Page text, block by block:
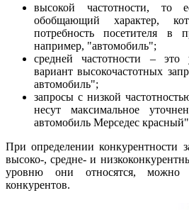
высокой частотности, то
обобщающий характер,
потребность посетителя в
например, "автомобиль";
средней частотности –
вариант высокочастотных
автомобиль";
запросы с низкой
несут максимальное
автомобиль Мерседес
При определении конкурентности
высоко-, средне- и
уровню они относятся,
конкурентов.